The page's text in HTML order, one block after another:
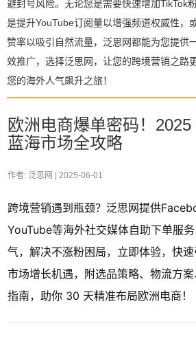
避封号风险。无论您是需要快速增加TikTok
是提升YouTube订阅量以增强频道权威性，
赞率以吸引自然流量，泛思网都能为您提供
效推广，选择泛思网，让您的跨境营销之路
您的海外人气飙升之旅！
欧洲电商爆单密码！
蓝海市场全攻略
作者: 泛思网 | 2025-06-01
跨境营销遇到瓶颈？泛思网提供
YouTube等海外社交媒体自助下单服
气，解决不涨粉困局，立即体验，快
市场增长机遇，附选品策略、物流方
指南，助你 30 天精准布局欧洲电商！